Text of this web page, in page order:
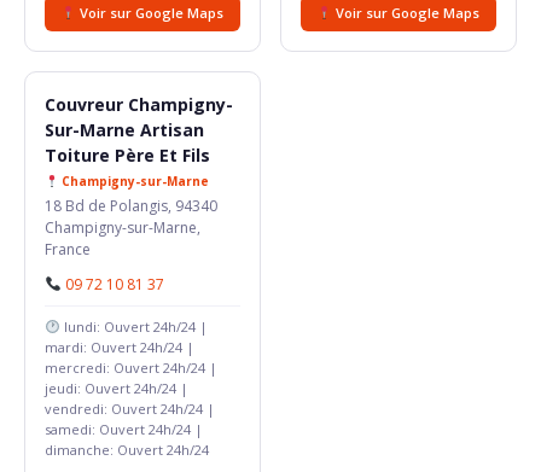
Voir sur Google Maps Voir sur Google Maps
Couvreur Champigny-
Sur-Marne Artisan
Toiture Père Et Fils
Champigny-sur-Marne
18 Bd de Polangis, 94340
Champigny-sur-Marne,
France
09 72 10 81 37
lundi: Ouvert 24h/24 |
mardi: Ouvert 24h/24 |
mercredi: Ouvert 24h/24 |
jeudi: Ouvert 24h/24 |
vendredi: Ouvert 24h/24 |
samedi: Ouvert 24h/24 |
dimanche: Ouvert 24h/24